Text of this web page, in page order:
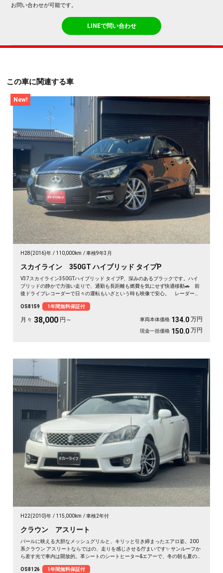
お問い合わせが可能です。
LINEで問い合わせ
この車に関連する車
New!
H28(2016)年 110,000km 車検9年3月
スカイライン 350GT ハイブリッド タイプP
V37スカイライン350GTハイブリッド タイプP、深みのあるブラックです。ハイ
ブリッドの静かで力強い走りで、通勤も長距離も燃費を気にせず快適移動🚗 前
後ドライブレコーダーで日々の運転もいざという時も映像で安心。 レーダーク
と停められます。 仕事帰りにふらっと遠出したくなる、そんな相棒です✨ 高
級セダンがお値打ち、《1年保証付》で気持ちよく乗り出せます💫👍
OS8159 1年間無料保証付
月々 38,000 円～ 車両本体価格 134.0 万円
現金一括価格 150.0 万円
H22(2010)年 115,000km 車検2年付
クラウン アスリート
パールに映える大胆なメッシュグリルと、キリッと引き締まったエアロ姿。200
系クラウン アスリートならではの、走りを感じさせる佇まいです✨ サンルーフか
ら差す光で車内は開放的。革シートのシートヒーター&エアーで、冬の朝も夏の蒸
ります🚗 気になる車は早めのチェックがおすすめ。《1年保証付》でお届けしま
OS8126 1年間無料保証付